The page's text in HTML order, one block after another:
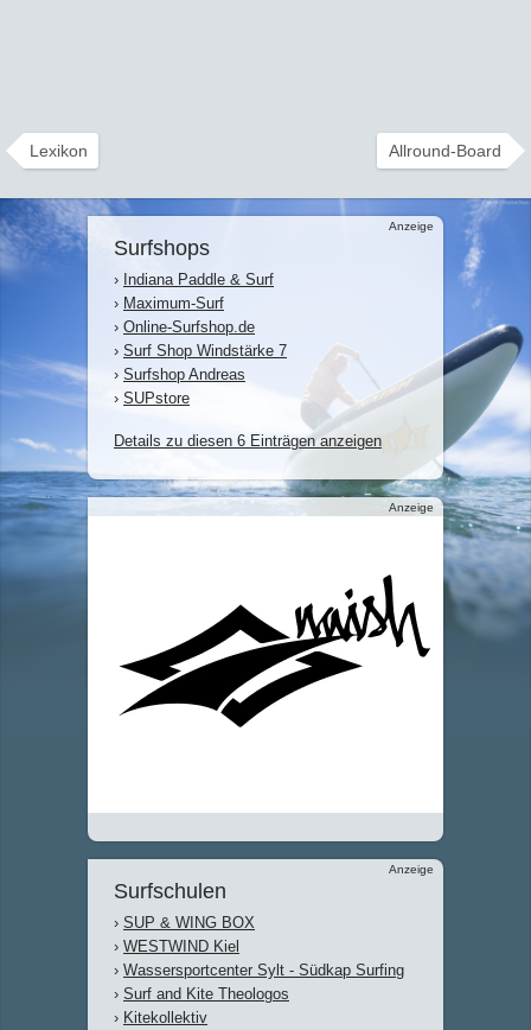
Lexikon Allround-Board
Anzeige
Surfshops
› Indiana Paddle & Surf
› Maximum-Surf
› Online-Surfshop.de
› Surf Shop Windstärke 7
› Surfshop Andreas
› SUPstore
Details zu diesen 6 Einträgen anzeigen
Anzeige
Anzeige
Surfschulen
› SUP & WING BOX
› WESTWIND Kiel
› Wassersportcenter Sylt - Südkap Surfing
› Surf and Kite Theologos
› Kitekollektiv